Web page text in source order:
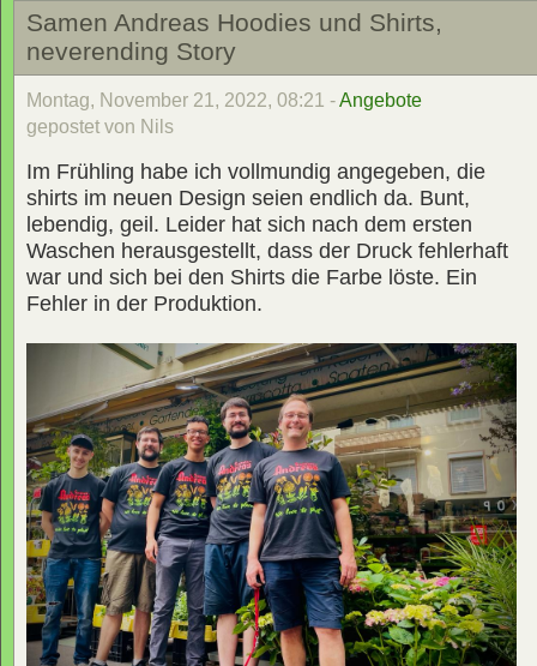
Samen Andreas Hoodies und Shirts,
neverending Story
Montag, November 21, 2022, 08:21 -Angebote
gepostet von Nils
Im Frühling habe ich vollmundig angegeben, die
shirts im neuen Design seien endlich da. Bunt,
lebendig, geil. Leider hat sich nach dem ersten
Waschen herausgestellt, dass der Druck fehlerhaft
war und sich bei den Shirts die Farbe löste. Ein
Fehler in der Produktion.